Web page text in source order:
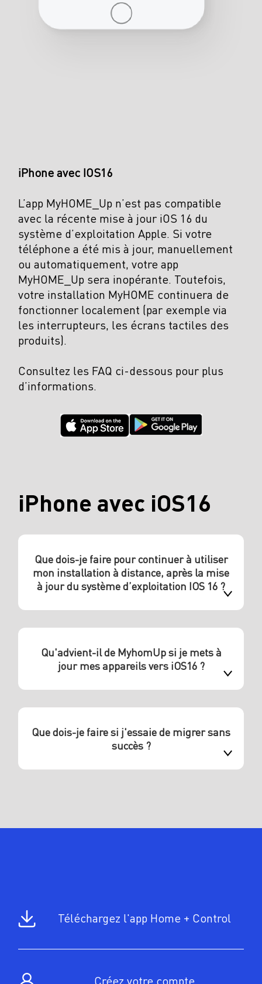
iPhone avec IOS16
L’app MyHOME_Up n’est pas compatible
avec la récente mise à jour iOS 16 du
système d’exploitation Apple. Si votre
téléphone a été mis à jour, manuellement
ou automatiquement, votre app
MyHOME_Up sera inopérante. Toutefois,
votre installation MyHOME continuera de
fonctionner localement (par exemple via
les interrupteurs, les écrans tactiles des
produits).
Consultez les FAQ ci-dessous pour plus
d’informations.
iPhone avec iOS16
Que dois-je faire pour continuer à utiliser
mon installation à distance, après la mise
à jour du système d’exploitation IOS 16 ?
Qu'advient-il de MyhomUp si je mets à
jour mes appareils vers iOS16 ?
Que dois-je faire si j'essaie de migrer sans
succès ?
Téléchargez l'app Home + Control
Créez votre compte